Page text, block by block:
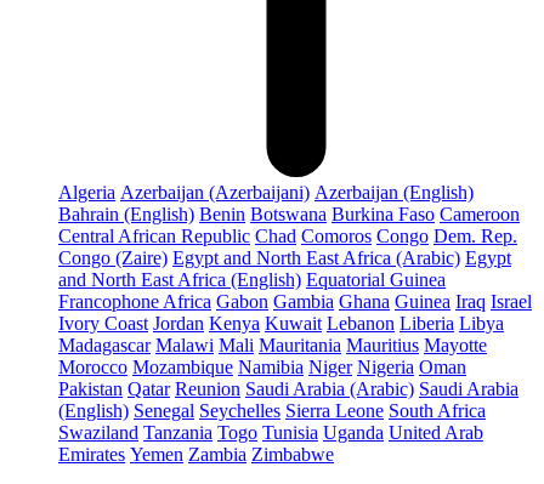
Algeria Azerbaijan (Azerbaijani) Azerbaijan (English)
Bahrain (English) Benin Botswana Burkina Faso Cameroon
Central African Republic Chad Comoros Congo Dem. Rep.
Congo (Zaire) Egypt and North East Africa (Arabic) Egypt
and North East Africa (English) Equatorial Guinea
Francophone Africa Gabon Gambia Ghana Guinea Iraq Israel
Ivory Coast Jordan Kenya Kuwait Lebanon Liberia Libya
Madagascar Malawi Mali Mauritania Mauritius Mayotte
Morocco Mozambique Namibia Niger Nigeria Oman
Pakistan Qatar Reunion Saudi Arabia (Arabic) Saudi Arabia
(English) Senegal Seychelles Sierra Leone South Africa
Swaziland Tanzania Togo Tunisia Uganda United Arab
Emirates Yemen Zambia Zimbabwe